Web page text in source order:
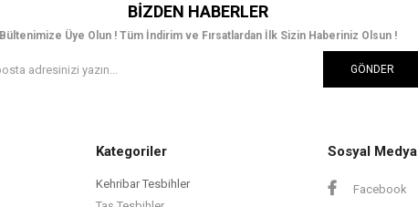
BIZDEN HABERLER
Bültenimize Üye Olun ! Tüm İndirim ve Fırsatlardan İlk Sizin Haberiniz Olsun !
GÖNDER
Kategoriler
Kehribar Tesbihler
Sosyal Medya
Facebook